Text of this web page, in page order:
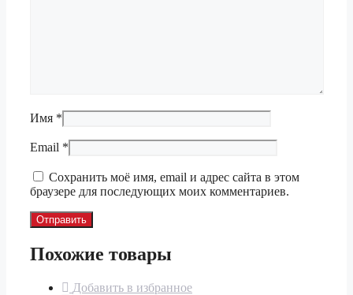
Имя *
Email *
Сохранить моё имя, email и адрес сайта в этом
браузере для последующих моих комментариев.
Похожие товары
Добавить в избранное